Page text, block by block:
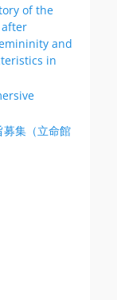
of the
after
and
in
募集（立命館